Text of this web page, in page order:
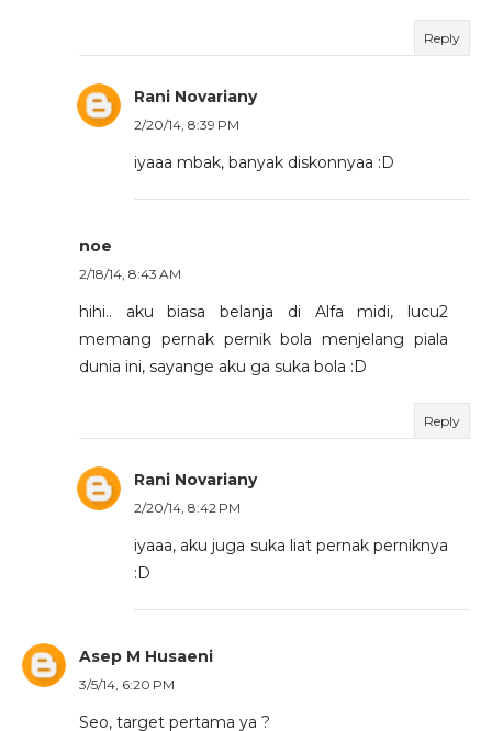
Reply
Rani Novariany
2/20/14, 8:39 PM
iyaaa mbak, banyak diskonnyaa :D
noe
2/18/14, 8:43 AM
hihi.. aku biasa belanja di Alfa midi, lucu2
memang pernak pernik bola menjelang piala
dunia ini, sayange aku ga suka bola :D
Reply
Rani Novariany
2/20/14, 8:42 PM
iyaaa, aku juga suka liat pernak perniknya
:D
Asep M Husaeni
3/5/14, 6:20 PM
Seo, target pertama ya ?